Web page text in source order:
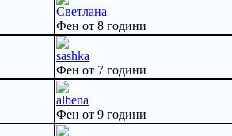
Светлана
Фен от 8 години
sashka
Фен от 7 години
albena
Фен от 9 години